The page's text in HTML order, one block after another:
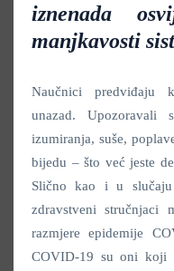
iznenada
manjkavosti
Naučnici predviđaju
unazad. Upozoravali
izumiranja, suše,
bijedu – što već jeste
Slično kao i u
zdravstveni stručnjaci
razmjere epidemije
COVID-19 su oni koji